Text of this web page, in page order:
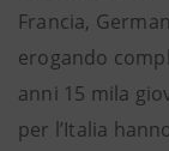
Francia,
erogando
anni 15 mila
per l’Italia